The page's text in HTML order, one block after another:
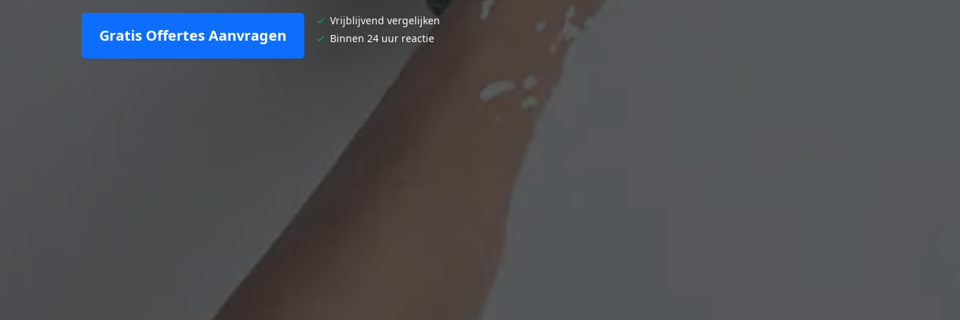
Gratis Offertes Aanvragen
✓ Vrijblijvend vergelijken
✓ Binnen 24 uur reactie